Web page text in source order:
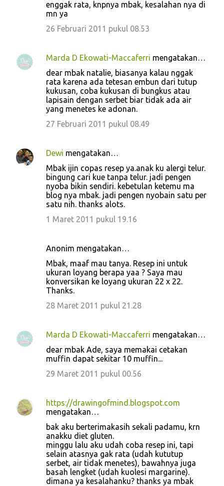
enggak rata, knpnya mbak, kesalahan nya di
mn ya
26 Februari 2011 pukul 08.53
Marda D Ekowati-Maccaferri mengatakan…
dear mbak natalie, biasanya kalau nggak
rata karena ada tetesan embun dari tutup
kukusan, coba kukusan di bungkus atau
lapisain dengan serbet biar tidak ada air
yang menetes ke adonan.
27 Februari 2011 pukul 08.49
Dewi mengatakan…
Mbak ijin copas resep ya.anak ku alergi telur.
bingung cari kue tanpa telur. jadi pengen
nyoba bikin sendiri. kebetulan ketemu ma
blog nya mbak. jadi pengen nyobain satu per
satu nih. thanks alots.
1 Maret 2011 pukul 19.16
Anonim mengatakan…
Mbak, maaf mau tanya. Resep ini untuk
ukuran loyang berapa yaa ? Saya mau
konversikan ke loyang ukuran 22 x 22.
Thanks.
28 Maret 2011 pukul 21.28
Marda D Ekowati-Maccaferri mengatakan…
dear mbak Ade, saya memakai cetakan
muffin dapat sekitar 10 muffin...
29 Maret 2011 pukul 00.56
https://drawingofmind.blogspot.com
mengatakan…
bak aku berterimakasih sekali padamu, krn
anakku diet gluten.
minggu lalu aku udah coba resep ini, tapi
selain atasnya gak rata (udah kututup
serbet, air tidak menetes), bawahnya juga
basah lengket (udah kuolesi margarine).
dimana ya kesalahanku? thanks ya mbak